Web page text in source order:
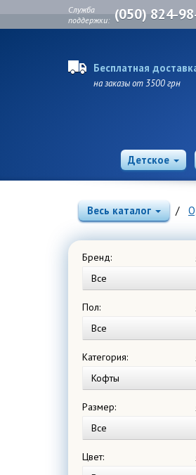
Служба
поддержки: (050) 824-
Бесплатная
на заказы от 3500 грн
Детское
Весь каталог
Бренд:
Все
Пол:
Все
Категория:
Кофты
Размер:
Все
Цвет: